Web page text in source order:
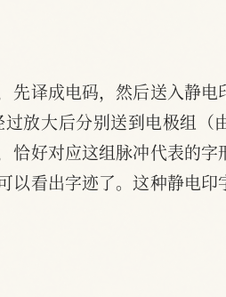
先译成电码，然后送入静电
放大后分别送到电极组（
恰好对应这组脉冲代表的字
以看出字迹了。这种静电印